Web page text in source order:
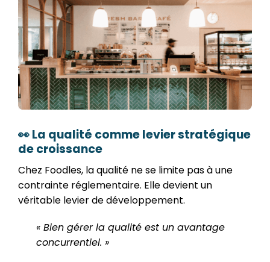
👀 La qualité comme levier stratégique
de croissance
Chez Foodles, la qualité ne se limite pas à une
contrainte réglementaire. Elle devient un
véritable levier de développement.
« Bien gérer la qualité est un avantage
concurrentiel. »